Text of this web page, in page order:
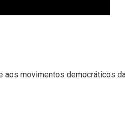
aos movimentos democráticos